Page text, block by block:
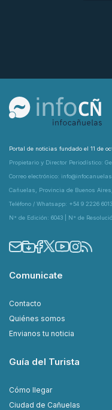
Portal de noticias fundado el 11 de
Propietario y Director Periodístico:
Correo electrónico:
Cañuelas, Provincia de Buenos
Teléfono / Whatsapp: +54 9 2226
N° de Edición: 6043 | N° de
Comunicate
Contacto
Quiénes somos
Envianos tu noticia
Guía del Turista
Cómo llegar
Ciudad de Cañuelas